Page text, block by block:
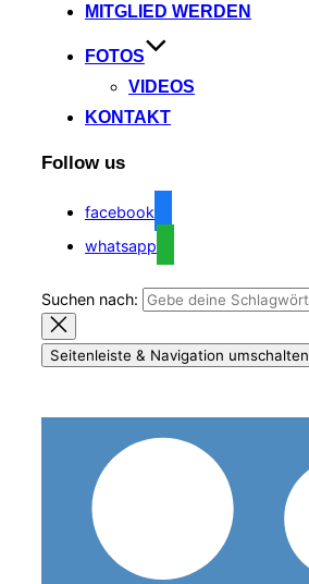
MITGLIED WERDEN
FOTOS
VIDEOS
KONTAKT
Follow us
facebook
whatsapp
Suchen nach:
Seitenleiste & Navigation umschalten